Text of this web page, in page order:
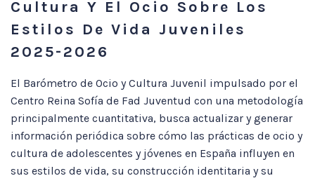
Cultura Y El Ocio Sobre Los
Estilos De Vida Juveniles
2025-2026
El Barómetro de Ocio y Cultura Juvenil impulsado por el
Centro Reina Sofía de Fad Juventud con una metodología
principalmente cuantitativa, busca actualizar y generar
información periódica sobre cómo las prácticas de ocio y
cultura de adolescentes y jóvenes en España influyen en
sus estilos de vida, su construcción identitaria y su